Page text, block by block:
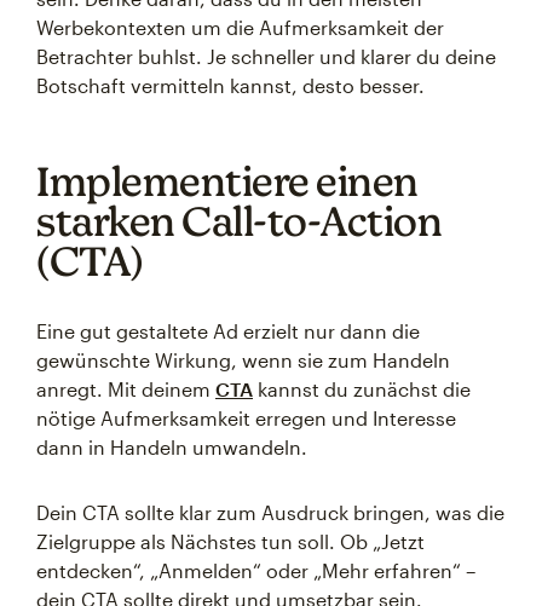
Werbekontexten um die Aufmerksamkeit der
Betrachter buhlst. Je schneller und klarer du deine
Botschaft vermitteln kannst, desto besser.
Implementiere einen
starken Call-to-Action
(CTA)
Eine gut gestaltete Ad erzielt nur dann die
gewünschte Wirkung, wenn sie zum Handeln
anregt. Mit deinem CTA kannst du zunächst die
nötige Aufmerksamkeit erregen und Interesse
dann in Handeln umwandeln.
Dein CTA sollte klar zum Ausdruck bringen, was die
Zielgruppe als Nächstes tun soll. Ob „Jetzt
entdecken“, „Anmelden“ oder „Mehr erfahren“ –
dein CTA sollte direkt und umsetzbar sein.